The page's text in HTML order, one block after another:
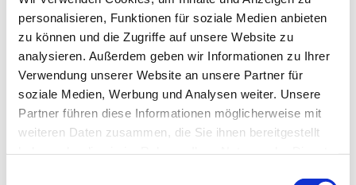
personalisieren, Funktionen für soziale Medien anbieten
zu können und die Zugriffe auf unsere Website zu
analysieren. Außerdem geben wir Informationen zu Ihrer
Verwendung unserer Website an unsere Partner für
soziale Medien, Werbung und Analysen weiter. Unsere
Partner führen diese Informationen möglicherweise mit
weiteren Daten zusammen, die Sie ihnen bereitgestellt
Dies könnte Sie auch
interessieren